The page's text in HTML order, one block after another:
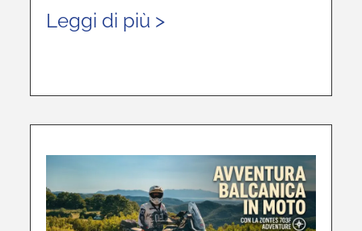
Leggi di più >